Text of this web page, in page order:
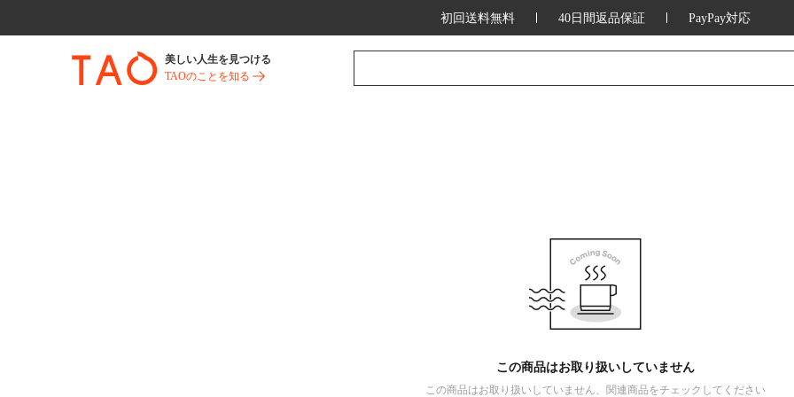
初回送料無料 40日間返品保証 PayPay対応
美しい人生を見つける
TAOのことを知る
この商品はお取り扱いしていません
この商品はお取り扱いしていません、関連商品をチェックしてください